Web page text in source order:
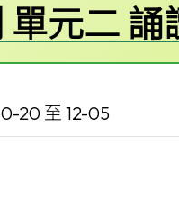
單元二
20 至 12-05